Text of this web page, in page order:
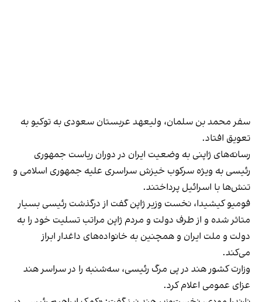
سفر محمد بن سلمان، ولیعهد عربستان سعودی به توکیو به
تعویق افتاد.
رسانه‌های ژاپنی به وضعیت ایران در دوران ریاست جمهوری
رئیسی به ویژه سرکوب خیزش سراسری علیه جمهوری اسلامی و
تنش‌ها با اسرائیل پرداختند.
فومیو کیشیدا، نخست وزیر ژاپن گفت از درگذشت رئیسی بسیار
متاثر شده و از طرف دولت و مردم ژاپن مراتب تسلیت خود را به
دولت و ملت ایران و همچنین به خانواده‌های داغدار ابراز
می‌کند.
وزارت کشور هند در پی مرگ رئيسی، سه‌شنبه را در سراسر هند
عزای عمومی اعلام کرد.